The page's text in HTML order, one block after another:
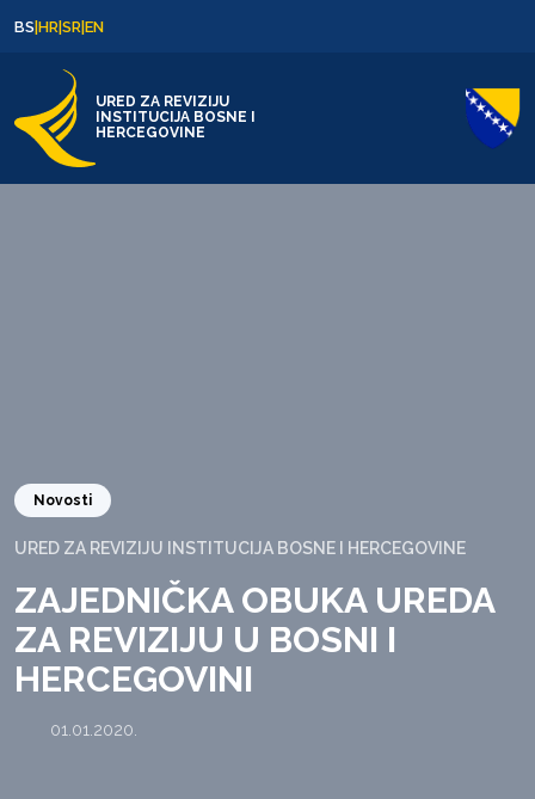
BS|HR|SR|EN
URED ZA REVIZIJU
INSTITUCIJA BOSNE I
HERCEGOVINE
Novosti
URED ZA REVIZIJU INSTITUCIJA BOSNE I HERCEGOVINE
ZAJEDNIČKA OBUKA UREDA
ZA REVIZIJU U BOSNI I
HERCEGOVINI
01.01.2020.